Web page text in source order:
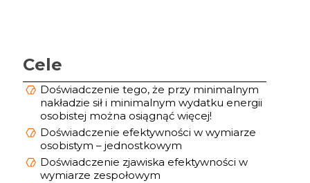
Cele
Doświadczenie tego, że przy minimalnym
nakładzie sił i minimalnym wydatku energii
osobistej można osiągnąć więcej!
Doświadczenie efektywności w wymiarze
osobistym – jednostkowym
Doświadczenie zjawiska efektywności w
wymiarze zespołowym